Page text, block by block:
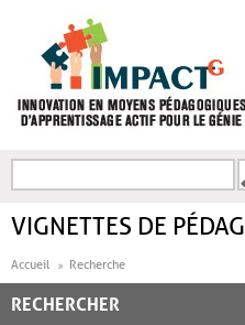
FORMULAIRE DE
VIGNETTES DE
Accueil Recherche
RECHERCHER